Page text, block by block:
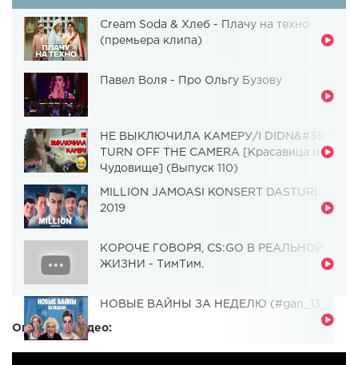
Cream Soda & Хлеб - Плачу на техно
(премьера клипа)
Павел Воля - Про Ольгу Бузову
НЕ ВЫКЛЮЧИЛА КАМЕРУ/I DIDN&#39;T
TURN OFF THE CAMERA [Красавица и
Чудовище] (Выпуск 110)
MILLION JAMOASI KONSERT DASTURI
2019
КОРОЧЕ ГОВОРЯ, CS:GO В РЕАЛЬНОЙ
ЖИЗНИ - ТимТим.
НОВЫЕ ВАЙНЫ ЗА НЕДЕЛЮ (#gan_13_)
Описание видео: